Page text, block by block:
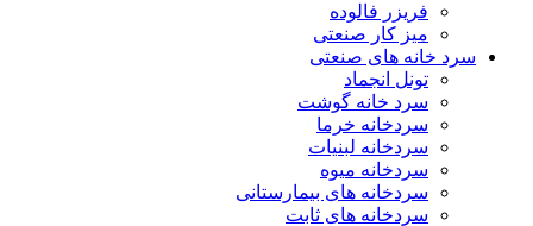
فریزر فالوده
میز کار صنعتی
سرد خانه های صنعتی
تونل انجماد
سرد خانه گوشت
سردخانه خرما
سردخانه لبنیات
سردخانه میوه
سردخانه های بیمارستانی
سردخانه های ثابت